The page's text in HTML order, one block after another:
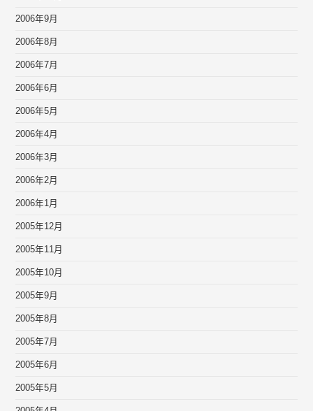
2006年9月
2006年8月
2006年7月
2006年6月
2006年5月
2006年4月
2006年3月
2006年2月
2006年1月
2005年12月
2005年11月
2005年10月
2005年9月
2005年8月
2005年7月
2005年6月
2005年5月